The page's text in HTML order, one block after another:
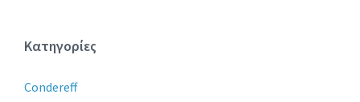
Κατηγορίες
Condereff